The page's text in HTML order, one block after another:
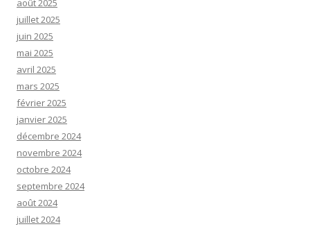
août 2025
juillet 2025
juin 2025
mai 2025
avril 2025
mars 2025
février 2025
janvier 2025
décembre 2024
novembre 2024
octobre 2024
septembre 2024
août 2024
juillet 2024